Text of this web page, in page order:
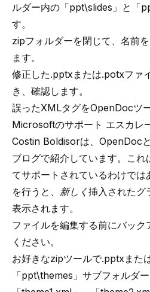
ルダー内の「ppt\slides」と「
す。
zipフォルダーを閉じて、名前
ます。
修正した.pptxまたは.potxファ
き、確認します。
誤ったXMLタグをOpenDocツ
Microsoftのサポート エスカレ
Costin Boldisorは、 OpenDoc
ブログで紹介しています。こ
てサポートされているわけで
を行うと、 新しく挿入されたグ
表示されます。
ファイルを編集する前にバッ
ください。
お好きなzipツールで.pptxまた
「ppt\themes」サブフォルダ